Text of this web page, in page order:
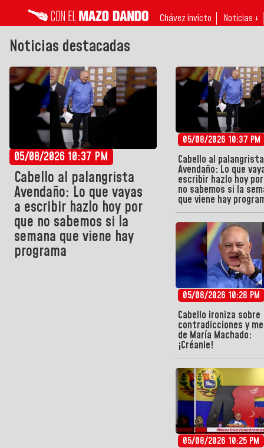
Chávez invicto Noticias ↓
Noticias destacadas
05/08/2026 10:37 PM
Cabello al palangrista
Avendaño: Lo que vayas
a escribir hazlo hoy por
que no sabemos si la
semana que viene hay
programa
05/08/2026 10:37 PM
Cabello al palangrista
Avendaño: Lo que
escribir hazlo hoy
no sabemos si la
que viene hay
05/08/2026 10:28 PM
Cabello ironiza sobre
contradicciones y
de María Machado:
¡Créanle!
05/08/2026 10:25 PM